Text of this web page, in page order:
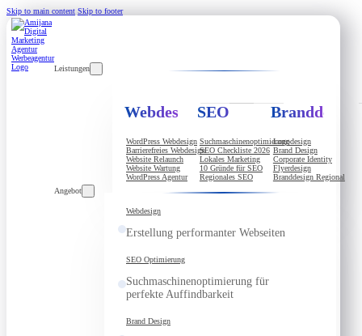
Skip to main content Skip to footer
Leistungen
Webdesign
WordPress Webdesign
Barrierefreies Webdesign
Website Relaunch
Website Wartung
WordPress Agentur
SEO
Suchmaschinenoptimierung
SEO Checkliste 2026
Lokales Marketing
10 Gründe für SEO
Regionales SEO
Branddesign
Logodesign
Brand Design
Corporate Identity
Flyerdesign
Branddesign Regional
Angebot
Webdesign
Erstellung performanter Webseiten
SEO Optimierung
Suchmaschinenoptimierung für
perfekte Auffindbarkeit
Brand Design